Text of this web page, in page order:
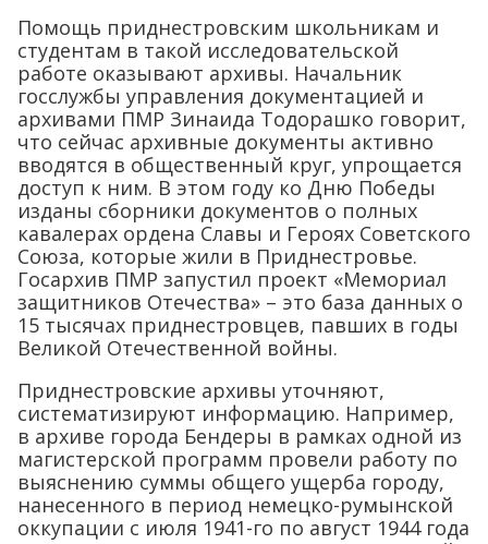
Помощь приднестровским школьникам и
студентам в такой исследовательской
работе оказывают архивы. Начальник
госслужбы управления документацией и
архивами ПМР Зинаида Тодорашко говорит,
что сейчас архивные документы активно
вводятся в общественный круг, упрощается
доступ к ним. В этом году ко Дню Победы
изданы сборники документов о полных
кавалерах ордена Славы и Героях Советского
Союза, которые жили в Приднестровье.
Госархив ПМР запустил проект «Мемориал
защитников Отечества» – это база данных о
15 тысячах приднестровцев, павших в годы
Великой Отечественной войны.
Приднестровские архивы уточняют,
систематизируют информацию. Например,
в архиве города Бендеры в рамках одной из
магистерской программ провели работу по
выяснению суммы общего ущерба городу,
нанесенного в период немецко-румынской
оккупации с июля 1941-го по август 1944 года